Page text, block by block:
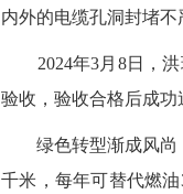
内外的电缆孔洞封堵不
2024年3月8日，洪
验收，验收合格后成功
绿色转型渐成风尚，
千米，每年可替代燃